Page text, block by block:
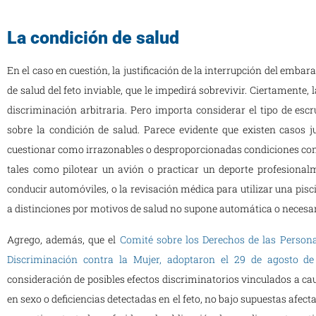
La condición de salud
En el caso en cuestión, la justificación de la interrupción del
de salud del feto inviable, que le impedirá sobrevivir.
discriminación arbitraria. Pero importa considerar el tipo de
sobre la condición de salud. Parece evidente que existen
cuestionar como irrazonables o desproporcionadas condiciones
tales como pilotear un avión o practicar un deporte
conducir automóviles, o la revisación médica para utilizar una
a distinciones por motivos de salud no supone automática o
Agrego, además, que el Comité sobre los Derechos de las
Discriminación contra la Mujer, adoptaron el 29 de agosto
consideración de posibles efectos discriminatorios vinculados a
en sexo o deficiencias detectadas en el feto, no bajo supuestas